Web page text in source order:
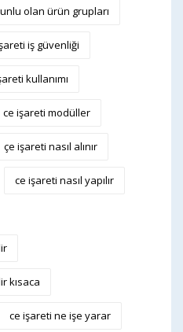
olan ürün grupları
iş güvenliği
kullanımı
ce işareti modüller
çe işareti nasıl alınır
ce işareti nasıl yapılır
kısaca
ce işareti ne işe yarar